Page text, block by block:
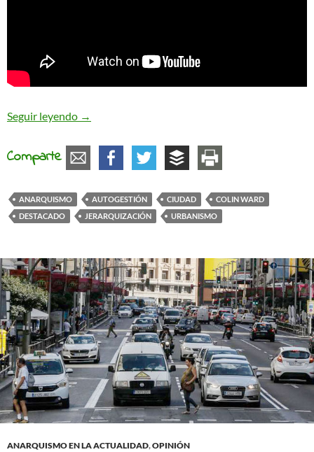
Seguir leyendo Colin Ward y la anarquía en acción
→
Comparte
ANARQUISMO AUTOGESTIÓN CIUDAD
COLIN WARD
DESTACADO
JERARQUIZACIÓN URBANISMO
ANARQUISMO EN LA ACTUALIDAD,OPINIÓN